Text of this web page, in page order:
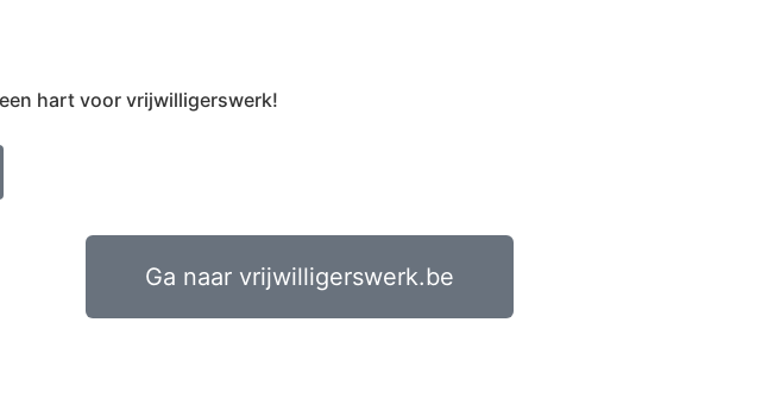
hart voor vrijwilligerswerk!
Ga naar vrijwilligerswerk.be